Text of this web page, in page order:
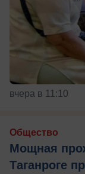
вчера в 11:10
Общество
Мощная
Таганроге